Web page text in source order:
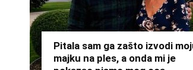
Pitala sam ga zašto izvodi
majku na ples, a onda mi je